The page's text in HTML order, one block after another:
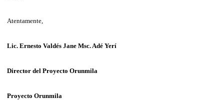
Atentamente,
Lic. Ernesto Valdés Jane Msc. Adé Yerí
Director del Proyecto Orunmila
Proyecto Orunmila